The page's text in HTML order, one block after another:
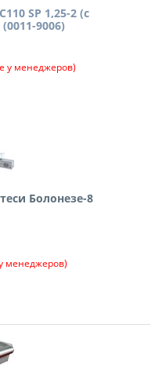
SP 1,25-2 (с
9006)
у менеджеров)
Болонезе-8
менеджеров)